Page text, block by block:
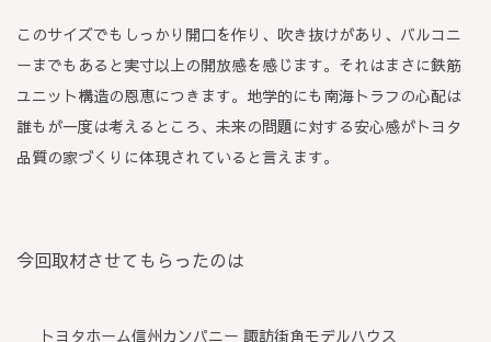
このサイズでもしっかり開口を作り、吹き抜けがあり、バルコニ
ーまでもあると実寸以上の開放感を感じます。それはまさに鉄筋
ユニット構造の恩恵につきます。地学的にも南海トラフの心配は
誰もが一度は考えるところ、未来の問題に対する安心感がトヨタ
品質の家づくりに体現されていると言えます。
今回取材させてもらったのは
トヨタホーム信州カンパニー 諏訪街角モデルハウス